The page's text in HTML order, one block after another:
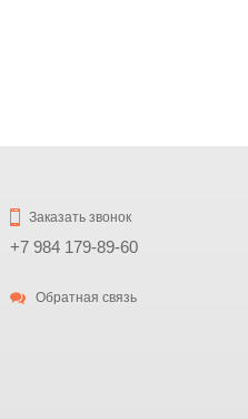
Заказать звонок
+7 984 179-89-60
Обратная связь